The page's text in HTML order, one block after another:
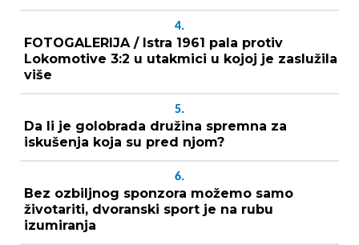
4.
FOTOGALERIJA / Istra 1961 pala protiv
Lokomotive 3:2 u utakmici u kojoj je zaslužila
više
5.
Da li je golobrada družina spremna za
iskušenja koja su pred njom?
6.
Bez ozbiljnog sponzora možemo samo
životariti, dvoranski sport je na rubu
izumiranja